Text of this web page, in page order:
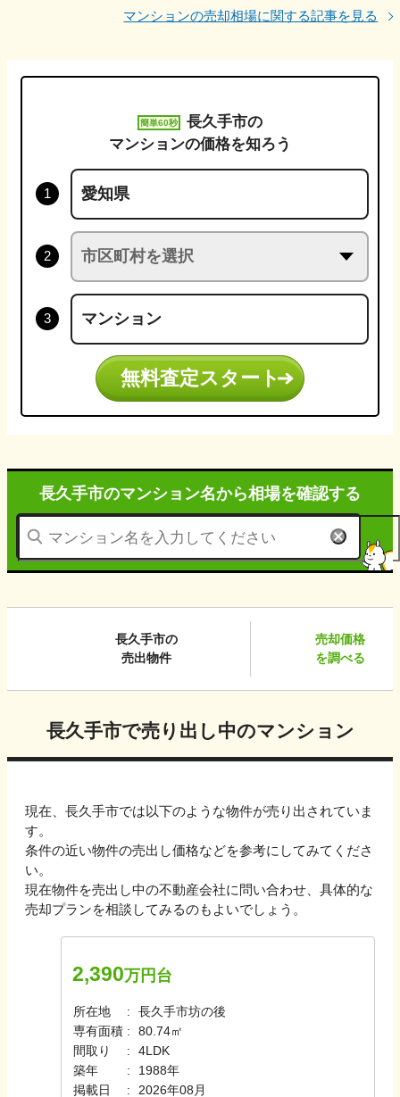
マンションの売却相場に関する記事を見る
簡単60秒 長久手市の
マンションの価格を知ろう
無料査定スタート
長久手市のマンション名から相場を確認する
長久手市の
売出物件
売却価格
を調べる
長久手市で売り出し中のマンション
現在、 長久手市では以下のような物件が売り出されていま
す。
条件の近い物件の売出し価格などを参考にしてみてくださ
い。
現在物件を売出し中の不動産会社に問い合わせ、具体的な
売却プランを相談してみるのもよいでしょう。
2,390万円台
所在地
長久手市坊の後
専有面積
80.74㎡
間取り
4LDK
築年
1988年
掲載日
2026年08月